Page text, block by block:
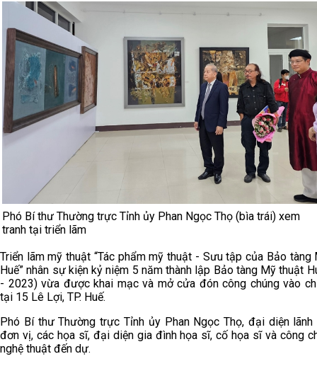
Phó Bí thư Thường trực Tỉnh ủy Phan Ngọc Thọ (bìa trái) xem
tranh tại triển lãm
Triển lãm mỹ thuật “Tác phẩm mỹ thuật - Sưu tập của Bảo tàng
Huế” nhân sự kiện kỷ niệm 5 năm thành lập Bảo tàng Mỹ thuật
- 2023) vừa được khai mạc và mở cửa đón công chúng vào
tại 15 Lê Lợi, TP. Huế.
Phó Bí thư Thường trực Tỉnh ủy Phan Ngọc Thọ, đại diện
đơn vị, các họa sĩ, đại diện gia đình họa sĩ, cố họa sĩ và công
nghệ thuật đến dự.